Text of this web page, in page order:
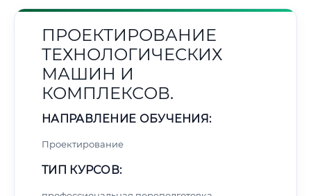
ПРОЕКТИРОВАНИЕ
ТЕХНОЛОГИЧЕСКИХ
МАШИН И
КОМПЛЕКСОВ.
НАПРАВЛЕНИЕ ОБУЧЕНИЯ:
Проектирование
ТИП КУРСОВ: